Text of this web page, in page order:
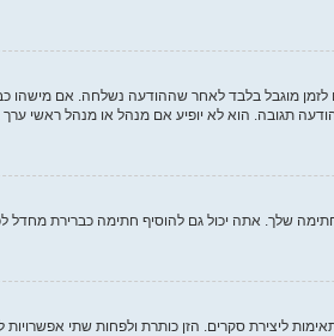
לזמן מוגבל בלבד לאחר שההודעה נשלחה. אם מישהו
תגובה. הוא לא יופיע אם מנהל או מנהל ראשי ערך
שלך. אתה יכול גם להוסיף חתימה כברירת מחדל
ליצירת סקרים. הזן כותרת ולפחות שתי